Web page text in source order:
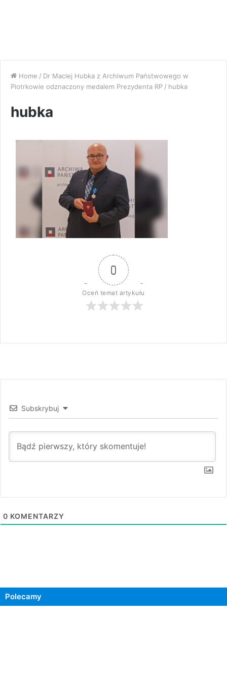
Home / Dr Maciej Hubka z Archiwum Państwowego w
Piotrkowie odznaczony medalem Prezydenta RP / hubka
hubka
0
Oceń temat artykułu
Subskrybuj
0 KOMENTARZY
Polecamy